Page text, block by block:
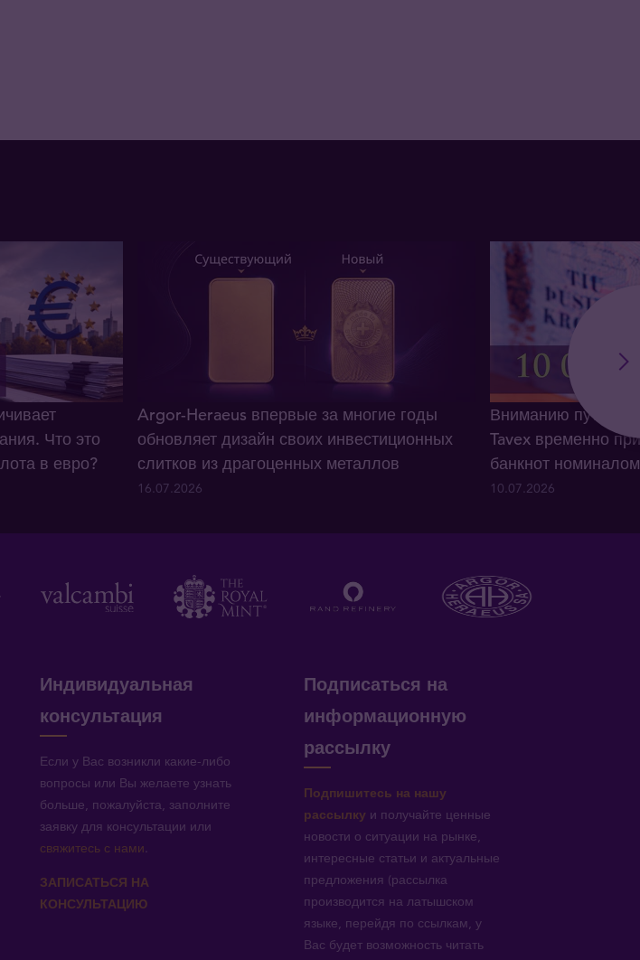
Что это
в евро?
Argor-Heraeus впервые за многие годы
обновляет дизайн своих инвестиционных
слитков из драгоценных металлов
16.07.2026
Вниманию
Tavex временно
банкнот
10.07.2026
Индивидуальная
консультация
Если у Вас возникли какие-либо
вопросы или Вы желаете узнать
больше, пожалуйста, заполните
заявку для консультации или
свяжитесь с нами.
ЗАПИСАТЬСЯ НА
КОНСУЛЬТАЦИЮ
Подписаться на
информационную
рассылку
Подпишитесь на нашу
рассылку и получайте ценные
новости о ситуации на рынке,
интересные статьи и актуальные
предложения (рассылка
производится на латышском
языке, перейдя по ссылкам, у
Вас будет возможность читать